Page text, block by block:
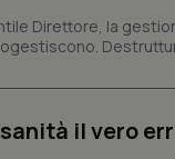
Direttore, la
il vero
tracking-enable